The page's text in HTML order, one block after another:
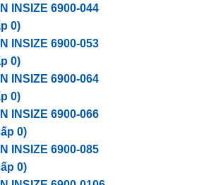
INSIZE 6900-044
0)
INSIZE 6900-053
0)
INSIZE 6900-064
0)
INSIZE 6900-066
0)
INSIZE 6900-085
0)